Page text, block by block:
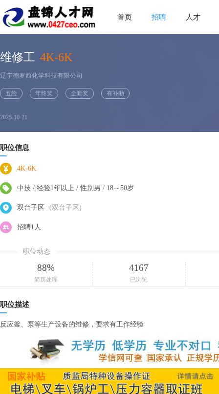
首页 招聘 人才
维修工 4K-6K
辽宁德罗西化学科技有限公司
五险 年终奖 全勤奖 有补助
2025-10-21
职位信息
4K-6K
中技 / 经验1年以上 / 性别男 / 18～50岁
双台子区 (双台子区)
招聘1人
职位动态
88%
简历处理
4167
已浏览
职位描述
反应釜、泵等生产设备的维修，要求有工作经验